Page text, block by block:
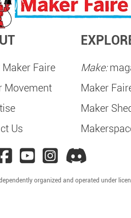
Faire
Movement
Us
Make:
Maker
Maker
organized and operated under